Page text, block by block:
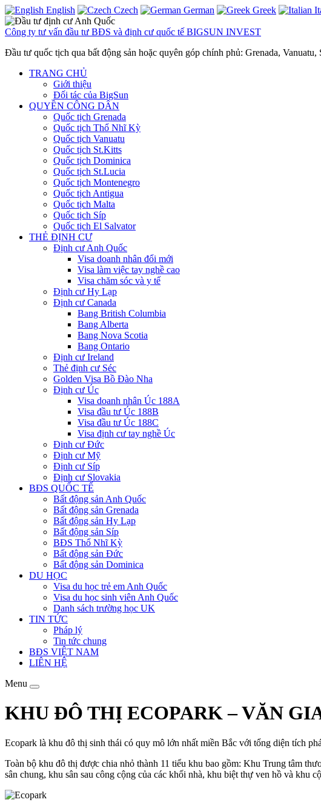
English Czech German Greek
Công ty tư vấn đầu tư BĐS và định cư quốc tế BIGSUN INVEST
Đầu tư quốc tịch qua bất động sản hoặc quyên góp chính phủ: Grenada,
TRANG CHỦ
Giới thiệu
Đối tác của BigSun
QUYỀN CÔNG DÂN
Quốc tịch Grenada
Quốc tịch Thổ Nhĩ Kỳ
Quốc tịch Vanuatu
Quốc tịch St.Kitts
Quốc tịch Dominica
Quốc tịch St.Lucia
Quốc tịch Montenegro
Quốc tịch Antigua
Quốc tịch Malta
Quốc tịch Síp
Quốc tịch El Salvator
THẺ ĐỊNH CƯ
Định cư Anh Quốc
Visa doanh nhân đổi mới
Visa làm việc tay nghề cao
Visa chăm sóc và y tế
Định cư Hy Lạp
Định cư Canada
Bang British Columbia
Bang Alberta
Bang Nova Scotia
Bang Ontario
Định cư Ireland
Thẻ định cư Séc
Golden Visa Bồ Đào Nha
Định cư Úc
Visa doanh nhân Úc 188A
Visa đầu tư Úc 188B
Visa đầu tư Úc 188C
Visa định cư tay nghề Úc
Định cư Đức
Định cư Mỹ
Định cư Síp
Định cư Slovakia
BĐS QUỐC TẾ
Bất động sản Anh Quốc
Bất động sản Grenada
Bất động sản Hy Lạp
Bất động sản Síp
BĐS Thổ Nhĩ Kỳ
Bất động sản Đức
Bất động sản Dominica
DU HỌC
Visa du học trẻ em Anh Quốc
Visa du học sinh viên Anh Quốc
Danh sách trường học UK
TIN TỨC
Pháp lý
Tin tức chung
BĐS VIỆT NAM
LIÊN HỆ
Menu
KHU ĐÔ THỊ ECOPARK – VĂN
Ecopark là khu đô thị sinh thái có quy mô lớn nhất miền Bắc với tổng diện tích
Toàn bộ khu đô thị được chia nhỏ thành 11 tiểu khu bao gồm: Khu Trung tâm
sân chung, khu sân sau công cộng của các khối nhà, khu biệt thự ven hồ và khu